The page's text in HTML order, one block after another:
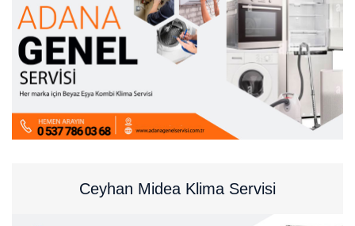
Ceyhan Midea Klima Servisi